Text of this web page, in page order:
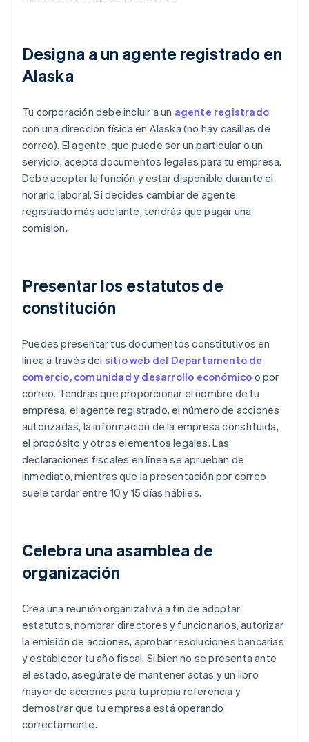
Designa a un agente registrado en
Alaska
Tu corporación debe incluir a un agente registrado
con una dirección física en Alaska (no hay casillas de
correo). El agente, que puede ser un particular o un
servicio, acepta documentos legales para tu empresa.
Debe aceptar la función y estar disponible durante el
horario laboral. Si decides cambiar de agente
registrado más adelante, tendrás que pagar una
comisión.
Presentar los estatutos de
constitución
Puedes presentar tus documentos constitutivos en
línea a través del sitio web del Departamento de
comercio, comunidad y desarrollo económico o por
correo. Tendrás que proporcionar el nombre de tu
empresa, el agente registrado, el número de acciones
autorizadas, la información de la empresa constituida,
el propósito y otros elementos legales. Las
declaraciones fiscales en línea se aprueban de
inmediato, mientras que la presentación por correo
suele tardar entre 10 y 15 días hábiles.
Celebra una asamblea de
organización
Crea una reunión organizativa a fin de adoptar
estatutos, nombrar directores y funcionarios, autorizar
la emisión de acciones, aprobar resoluciones bancarias
y establecer tu año fiscal. Si bien no se presenta ante
el estado, asegúrate de mantener actas y un libro
mayor de acciones para tu propia referencia y
demostrar que tu empresa está operando
correctamente.